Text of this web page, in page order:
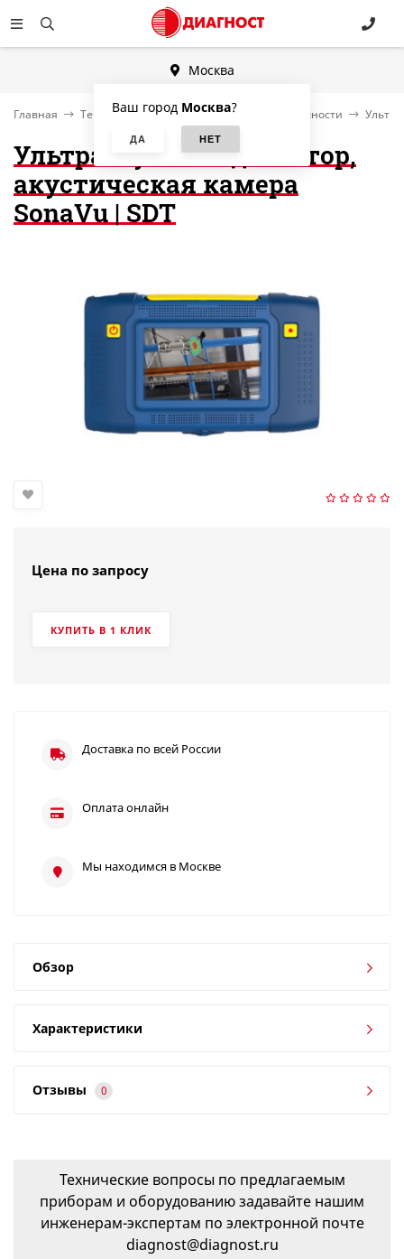
Москва
Ваш город Москва?
Главная Течеискатели, контроль утечек и герметичности
Ультразвуковой детектор,
акустическая камера
SonaVu | SDT
Цена по запросу
КУПИТЬ В 1 КЛИК
Доставка по всей России
Оплата онлайн
Мы находимся в Москве
Обзор
Характеристики
Отзывы 0
Технические вопросы по предлагаемым
приборам и оборудованию задавайте нашим
инженерам-экспертам по электронной почте
diagnost@diagnost.ru